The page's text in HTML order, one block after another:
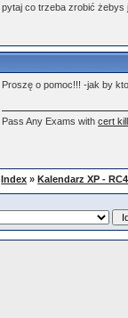
pytaj co trzeba zrobić żebys
Proszę o pomoc!!! -jak by
Pass Any Exams withcert
Index »Kalendarz XP - RC4